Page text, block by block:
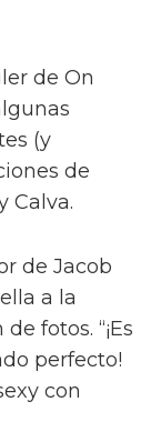
de On
(y
de
Calva.
de Jacob
a la
fotos. “¡Es
perfecto!
con